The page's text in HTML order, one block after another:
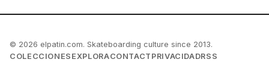
© 2026 elpatin.com. Skateboarding culture since 2013.
COLECCIONES EXPLORACONTACT PRIVACIDADRSS